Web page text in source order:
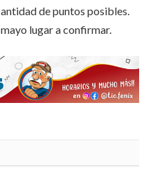
de puntos posibles.
lugar a confirmar.